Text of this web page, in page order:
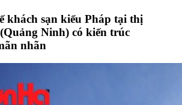
khách sạn kiểu Pháp tại thị
Ninh) có kiến trúc
nhãn